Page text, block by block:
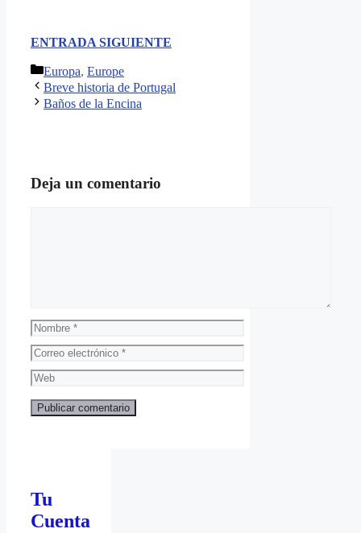
ENTRADA SIGUIENTE
Categorías
Europa, Europe
Breve historia de Portugal
Baños de la Encina
Deja un comentario
Nombre
Correo
electrónico
Web
Tu
Cuenta